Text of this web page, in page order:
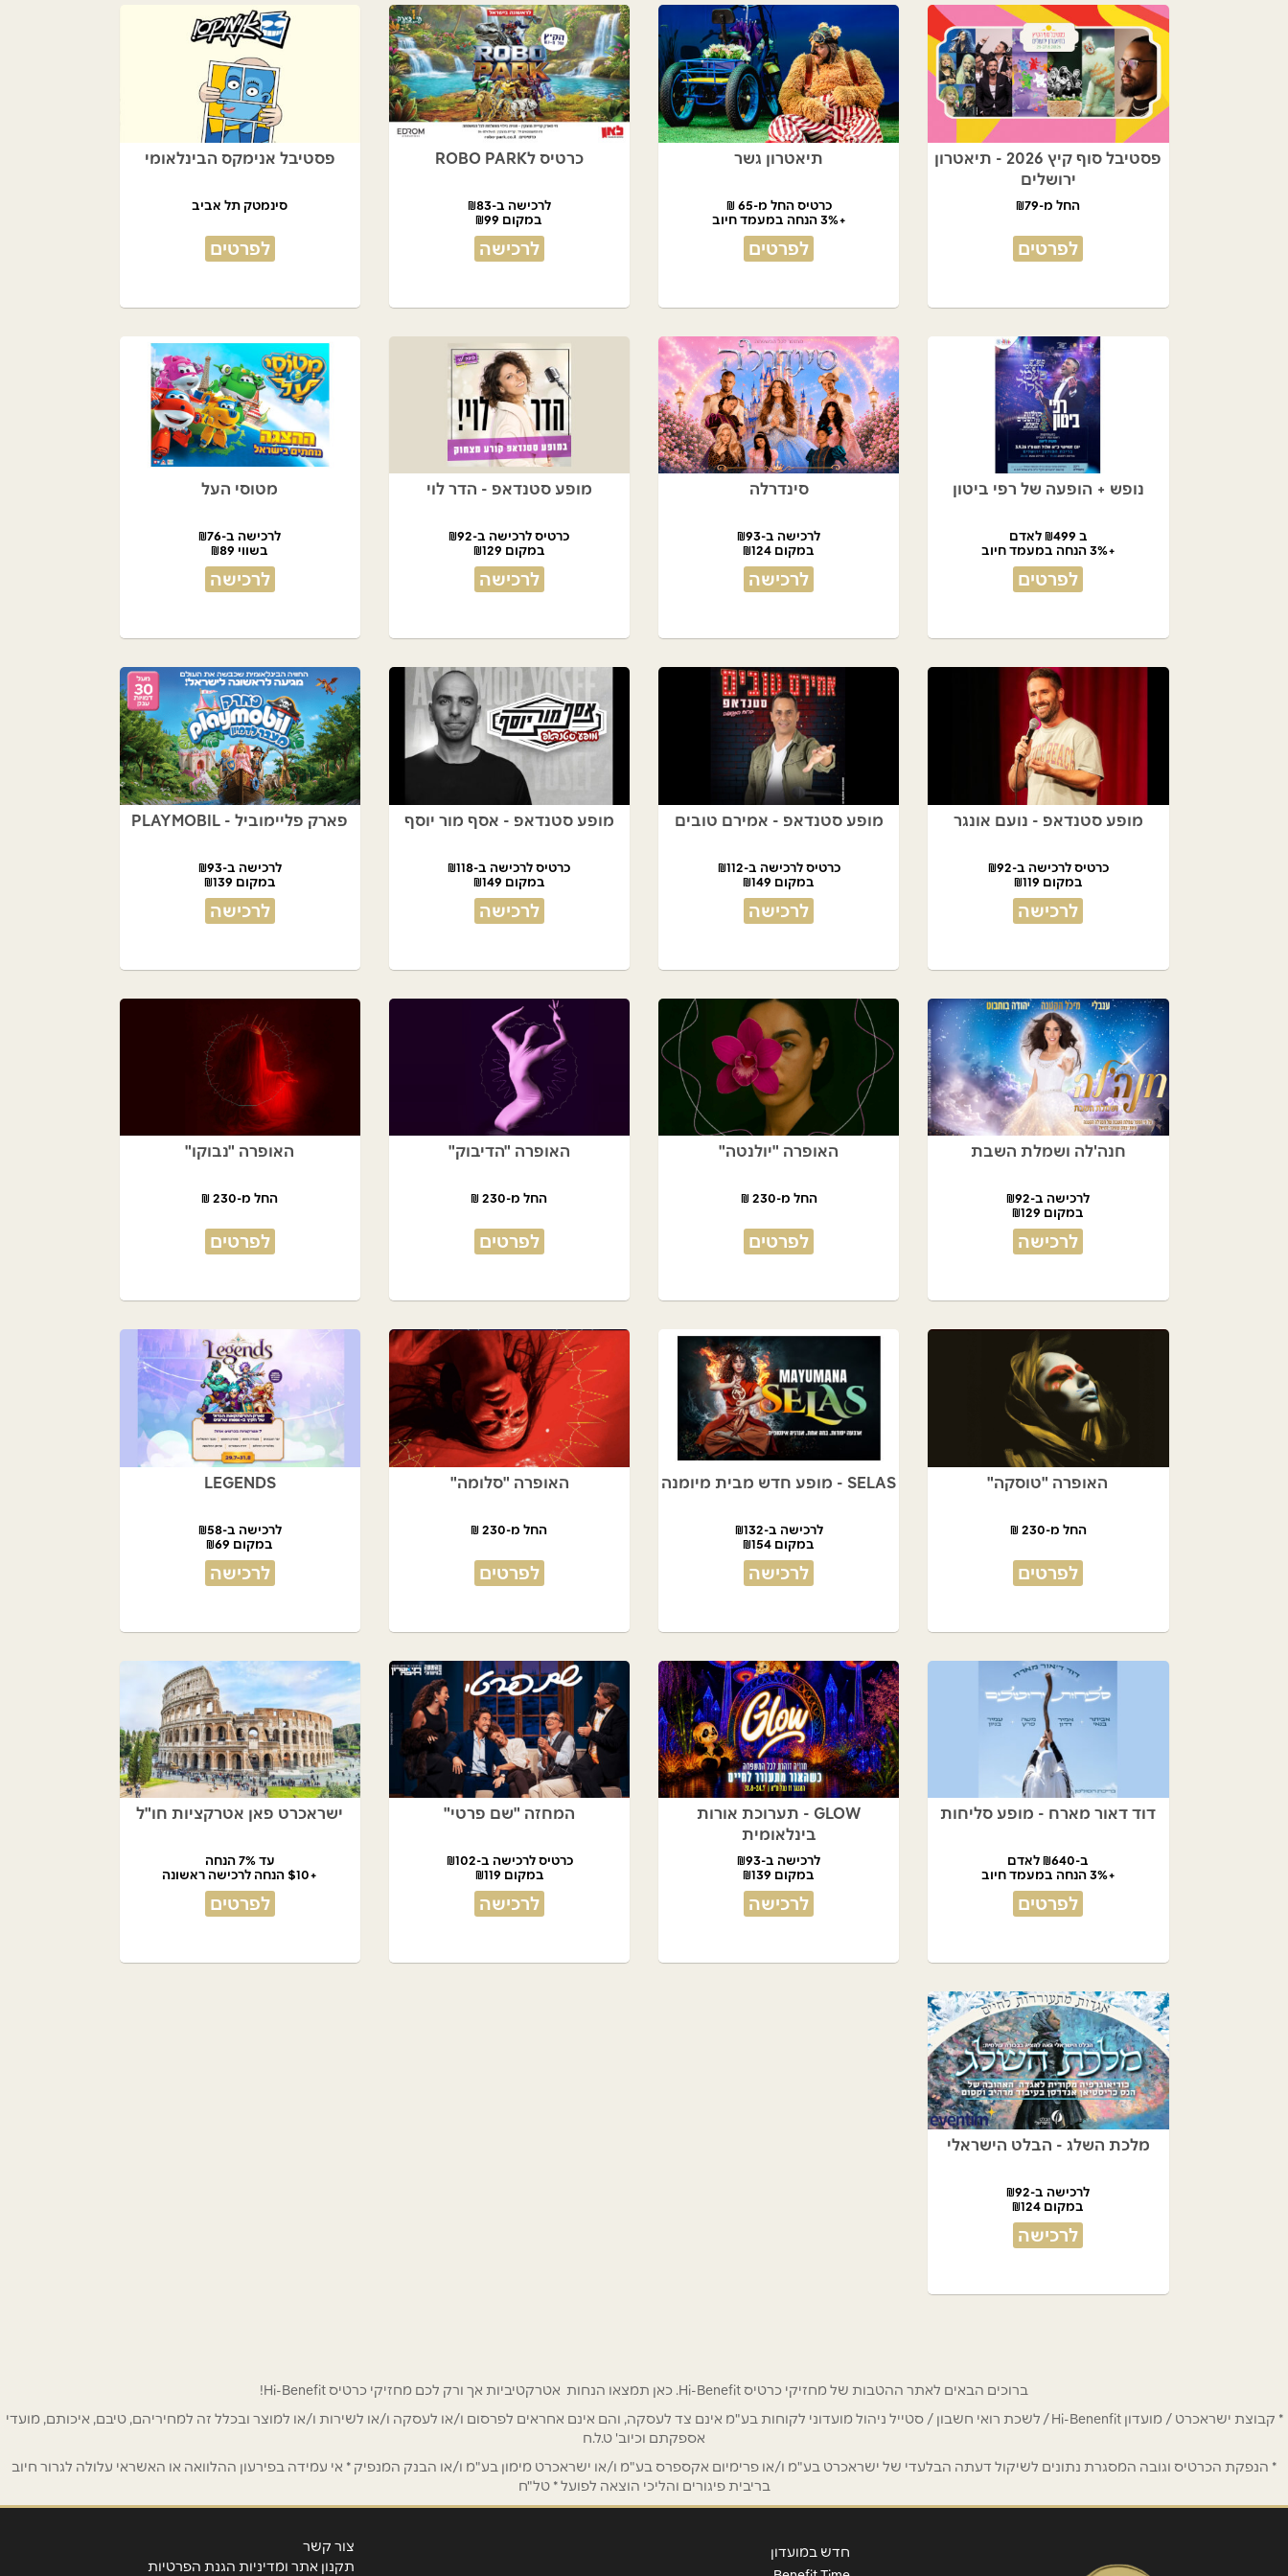
פסטיבל סוף קיץ 2026 - תיאטרון
ירושלים
החל מ-₪79
לפרטים
תיאטרון גשר
כרטיס החל מ-65 ₪
+3% הנחה במעמד חיוב
לפרטים
כרטיס לROBO PARK
לרכישה ב-₪83
במקום ₪99
לרכישה
פסטיבל אנימקס הבינלאומי
סינמטק תל אביב
לפרטים
נופש + הופעה של רפי ביטון
ב ₪499 לאדם
+3% הנחה במעמד חיוב
לפרטים
סינדרלה
לרכישה ב-₪93
במקום ₪124
לרכישה
מופע סטנדאפ - הדר לוי
כרטיס לרכישה ב-₪92
במקום ₪129
לרכישה
מטוסי העל
לרכישה ב-₪76
בשווי ₪89
לרכישה
מופע סטנדאפ - נועם אונגר
כרטיס לרכישה ב-₪92
במקום ₪119
לרכישה
מופע סטנדאפ - אמירם טובים
כרטיס לרכישה ב-₪112
במקום ₪149
לרכישה
מופע סטנדאפ - אסף מור יוסף
כרטיס לרכישה ב-₪118
במקום ₪149
לרכישה
פארק פליימוביל - PLAYMOBIL
לרכישה ב-₪93
במקום ₪139
לרכישה
חנה'לה ושמלת השבת
לרכישה ב-₪92
במקום ₪129
לרכישה
האופרה "יולנטה"
החל מ-230 ₪
לפרטים
האופרה "הדיבוק"
החל מ-230 ₪
לפרטים
האופרה "נבוקו"
החל מ-230 ₪
לפרטים
האופרה "טוסקה"
החל מ-230 ₪
לפרטים
SELAS - מופע חדש מבית מיומנה
לרכישה ב-₪132
במקום ₪154
לרכישה
האופרה "סלומה"
החל מ-230 ₪
לפרטים
LEGENDS
לרכישה ב-₪58
במקום ₪69
לרכישה
דוד דאור מארח - מופע סליחות
ב-₪640 לאדם
+3% הנחה במעמד חיוב
לפרטים
GLOW - תערוכת אורות
בינלאומית
לרכישה ב-₪93
במקום ₪139
לרכישה
המחזה "שם פרטי"
כרטיס לרכישה ב-₪102
במקום ₪119
לרכישה
ישראכרט פאן אטרקציות חו"ל
עד 7% הנחה
+$10 הנחה לרכישה ראשונה
לפרטים
מלכת השלג - הבלט הישראלי
לרכישה ב-₪92
במקום ₪124
לרכישה
ברוכים הבאים לאתר ההטבות של מחזיקי כרטיס Hi-Benefit. כאן תמצאו הנחות אטרקטיביות אך ורק לכם מחזיקי כרטיס Hi-Benefit!
* קבוצת ישראכרט / מועדון Hi-Benenfit / לשכת רואי חשבון / סטייל ניהול מועדוני לקוחות בע"מ אינם צד לעסקה, והם אינם אחראים לפרסום ו/או לעסקה ו/או לשירות ו/או למוצר ובכלל זה למחיריהם, טיבם, איכותם, מועדי
אספקתם וכיוב' ט.ל.ח
* הנפקת הכרטיס וגובה המסגרת נתונים לשיקול דעתה הבלעדי של ישראכרט בע"מ ו/או פרימיום אקספרס בע"מ ו/או ישראכרט מימון בע"מ ו/או הבנק המנפיק * אי עמידה בפירעון ההלוואה או האשראי עלולה לגרור חיוב
בריבית פיגורים והליכי הוצאה לפועל * טל"ח
חדש במועדון
צור קשר
תקנון אתר ומדיניות הגנת הפרטיות